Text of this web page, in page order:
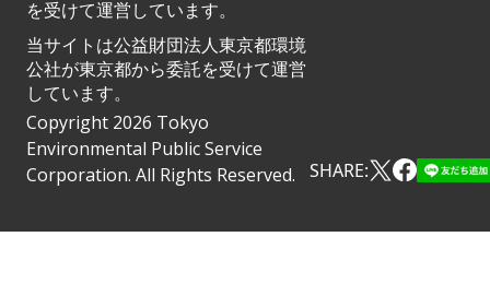
を受けて運営しています。
当サイトは公益財団法人東京都環境
公社が東京都から委託を受けて運営
しています。
Copyright 2026 Tokyo
Environmental Public Service
Corporation. All Rights Reserved.
SHARE: